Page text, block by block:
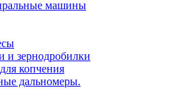
машины
и зернодробилки
копчения
дальномеры.